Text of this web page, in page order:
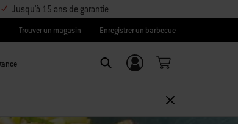
Jusqu'à 15 ans de garantie
Trouver un magasin Enregistrer un barbecue
Se connecter/
S’inscrire